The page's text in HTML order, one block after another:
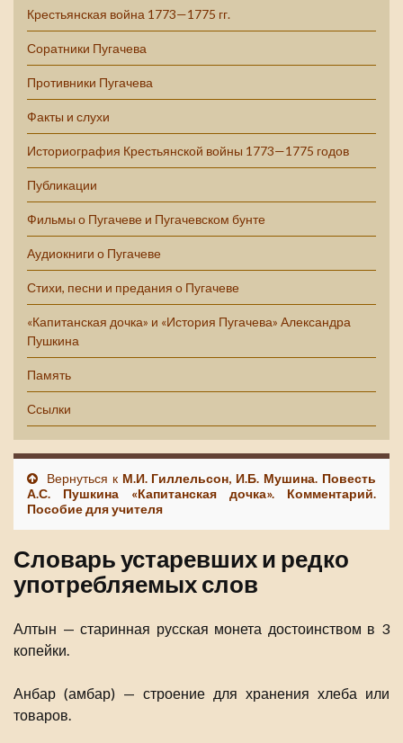
Крестьянская война 1773—1775 гг.
Соратники Пугачева
Противники Пугачева
Факты и слухи
Историография Крестьянской войны 1773—1775 годов
Публикации
Фильмы о Пугачеве и Пугачевском бунте
Аудиокниги о Пугачеве
Стихи, песни и предания о Пугачеве
«Капитанская дочка» и «История Пугачева» Александра
Пушкина
Память
Ссылки
Вернуться к М.И. Гиллельсон, И.Б. Мушина. Повесть
А.С. Пушкина «Капитанская дочка». Комментарий.
Пособие для учителя
Словарь устаревших и редко
употребляемых слов
Алтын — старинная русская монета достоинством в 3
копейки.
Анбар (амбар) — строение для хранения хлеба или
товаров.